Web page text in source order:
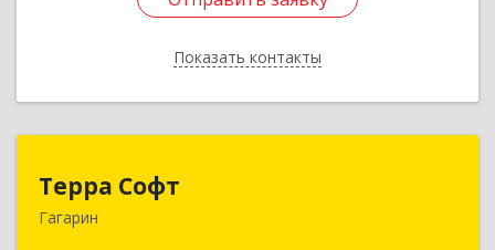
Показать контакты
Назад
Терра Софт
Гагарин
215010, Смоленская обл, Гагарин г, Ленина ул,